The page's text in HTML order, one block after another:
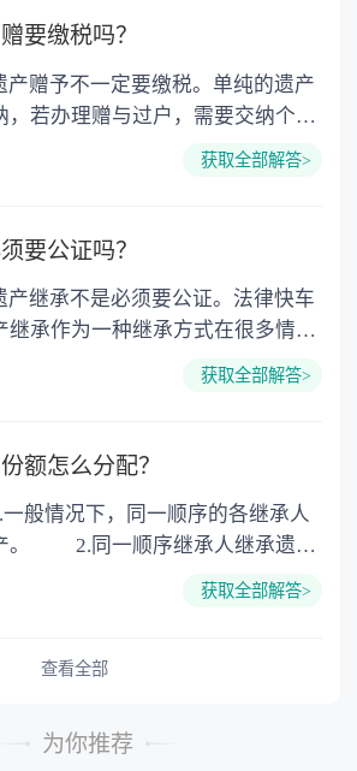
要缴税吗？
，若办理赠与过户，需要交纳个人
和公证费。赠与过户是没有增值税
下： 1. 公证费：按房
屋评估价的0.05%缴纳 4. 土
5. 房屋产权登记费：
获取全部解答>
要公证吗？
继承作为一种继承方式在很多情况
公证的，当然，如果需要公正的也
承发生纠纷，可以对遗产继承进行
获取全部解答>
额怎么分配？
遗产
人共同生活的继承人，分配遗产
尽扶养义务的，分配遗产时，应当
获取全部解答>
查看全部
为你推荐